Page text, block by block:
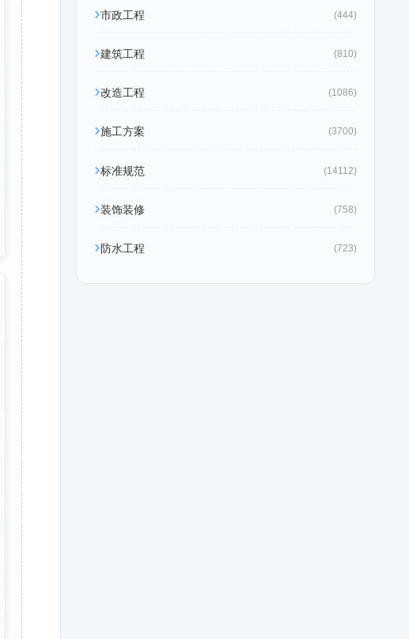
市政工程 (444)
建筑工程 (810)
改造工程 (1086)
施工方案 (3700)
标准规范 (14112)
装饰装修 (758)
防水工程 (723)